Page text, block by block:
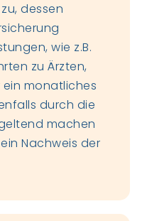
dessen
wie z.B.
zu Ärzten,
ein monatliches
durch die
machen
Nachweis der